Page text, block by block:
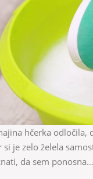
je zelo želela
da sem ponosna…